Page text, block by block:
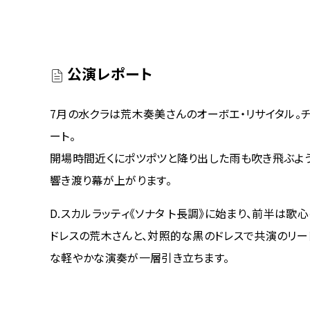
公演レポート
7月の水クラは荒木奏美さんのオーボエ・リサイタル
ート。
開場時間近くにポツポツと降り出した雨も吹き飛ぶ
響き渡り幕が上がります。
D.スカルラッティ《ソナタ ト長調》に始まり、前半は
ドレスの荒木さんと、対照的な黒のドレスで共演のリ
な軽やかな演奏が一層引き立ちます。